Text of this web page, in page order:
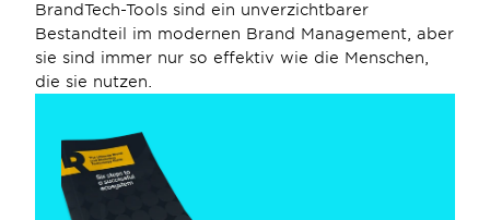
BrandTech-Tools sind ein unverzichtbarer
Bestandteil im modernen Brand Management, aber
sie sind immer nur so effektiv wie die Menschen,
die sie nutzen.